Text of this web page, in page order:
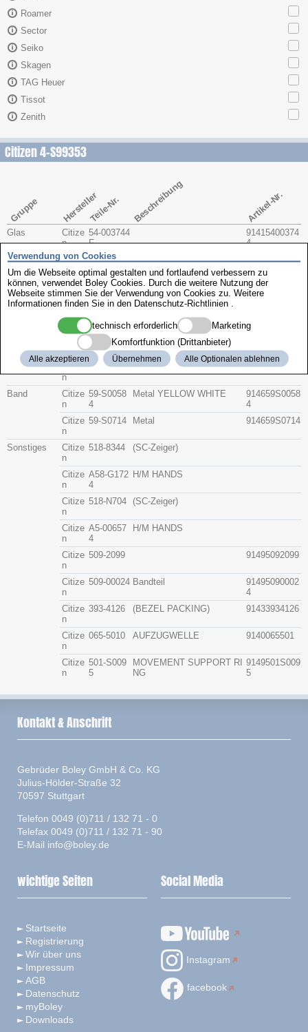
Roamer
Sector
Seiko
Skagen
TAG Heuer
Tissot
Zenith
Citizen 4-S99353
Gruppe HerstellerTeile-Nr. Beschreibung Artikel-Nr.
Glas
Citize
n
54-003744
F
91415400374
4
Citize
n
54-Y2702 914154Y2702
Krone
Citize
n
506-S856
C
9142506S856
C
Citize
n
392-0735
Glasdichtung Citize
n
393-2745 91433932745
Band
Citize
n
59-S0058
4
Metal YELLOW WHITE
914659S0058
4
Citize
n
59-S0714 Metal 914659S0714
Sonstiges
Citize
n
518-8344 (SC-Zeiger)
Citize
n
A58-G172
4
H/M HANDS
Citize
n
518-N704 (SC-Zeiger)
Citize
n
A5-00657
4
H/M HANDS
Citize
n
509-2099 91495092099
Citize
n
509-00024 Bandteil
91495090002
4
Citize
n
393-4126 (BEZEL PACKING) 91433934126
Citize
n
065-5010 AUFZUGWELLE 9140065501
Citize
n
501-S009
5
MOVEMENT SUPPORT RI
NG
9149501S009
5
Verwendung von Cookies
Um die Webseite optimal gestalten und fortlaufend verbessern zu
können, verwendet Boley Cookies. Durch die weitere Nutzung der
Webseite stimmen Sie der Verwendung von Cookies zu. Weitere
Informationen finden Sie in den Datenschutz-Richtlinien
technisch erforderlich
Marketing
Komfortfunktion (Drittanbieter)
Alle akzeptieren Übernehmen Alle Optionalen ablehnen
Kontakt & Anschrift
Gebrüder Boley GmbH & Co. KG
Julius-Hölder-Straße 32
70597 Stuttgart
Telefon 0049 (0)711 / 132 71 - 0
Telefax 0049 (0)711 / 132 71 - 90
E-Mail info@boley.de
wichtige Seiten
Startseite
Registrierung
Wir über uns
Impressum
AGB
Datenschutz
myBoley
Downloads
Social Media
Instagram
facebook